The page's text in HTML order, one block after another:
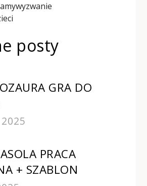
posty
GRA DO
PRACA
+ SZABLON